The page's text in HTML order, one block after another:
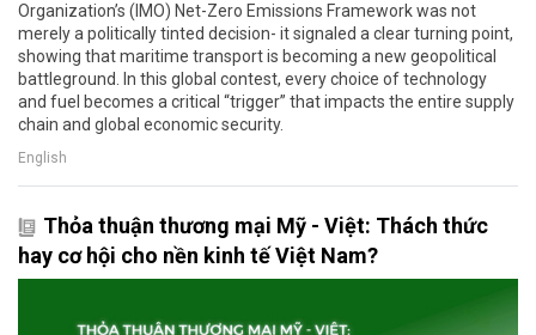
Organization’s (IMO) Net-Zero Emissions Framework was not
merely a politically tinted decision- it signaled a clear turning point,
showing that maritime transport is becoming a new geopolitical
battleground. In this global contest, every choice of technology
and fuel becomes a critical “trigger” that impacts the entire supply
chain and global economic security.
English
Thỏa thuận thương mại Mỹ - Việt: Thách thức
hay cơ hội cho nền kinh tế Việt Nam?